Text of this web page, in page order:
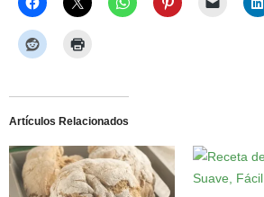
Artículos Relacionados